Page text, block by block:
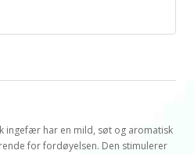
ingefær har en mild, søt og aromatisk
for fordøyelsen. Den stimulerer